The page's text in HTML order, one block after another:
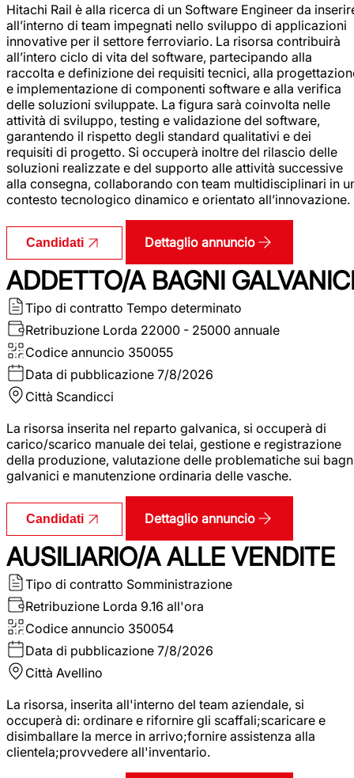
Hitachi Rail è alla ricerca di un Software Engineer da
all’interno di team impegnati nello sviluppo di applicazioni
innovative per il settore ferroviario. La risorsa contribuirà
all’intero ciclo di vita del software, partecipando alla
raccolta e definizione dei requisiti tecnici, alla
e implementazione di componenti software e alla verifica
delle soluzioni sviluppate. La figura sarà coinvolta nelle
attività di sviluppo, testing e validazione del software,
garantendo il rispetto degli standard qualitativi e dei
requisiti di progetto. Si occuperà inoltre del rilascio delle
soluzioni realizzate e del supporto alle attività successive
alla consegna, collaborando con team multidisciplinari in
contesto tecnologico dinamico e orientato all’innovazione.
Candidati Dettaglio annuncio
ADDETTO/A BAGNI
Tipo di contratto Tempo determinato
Retribuzione Lorda 22000 - 25000 annuale
Codice annuncio 350055
Data di pubblicazione 7/8/2026
Città Scandicci
La risorsa inserita nel reparto galvanica, si occuperà di
carico/scarico manuale dei telai, gestione e registrazione
della produzione, valutazione delle problematiche sui
galvanici e manutenzione ordinaria delle vasche.
Candidati Dettaglio annuncio
AUSILIARIO/A ALLE VENDITE
Tipo di contratto Somministrazione
Retribuzione Lorda 9.16 all'ora
Codice annuncio 350054
Data di pubblicazione 7/8/2026
Città Avellino
La risorsa, inserita all'interno del team aziendale, si
occuperà di: ordinare e rifornire gli scaffali;scaricare e
disimballare la merce in arrivo;fornire assistenza alla
clientela;provvedere all'inventario.